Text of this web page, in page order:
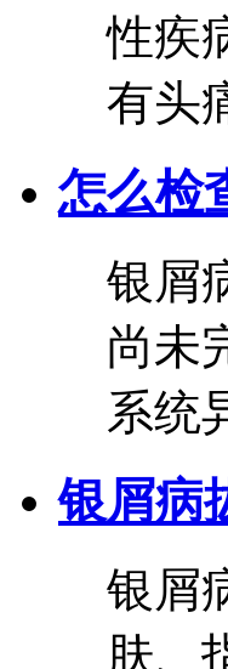
性疾
有头
怎么检
银屑
尚未
系统
银屑病
银屑
肤、